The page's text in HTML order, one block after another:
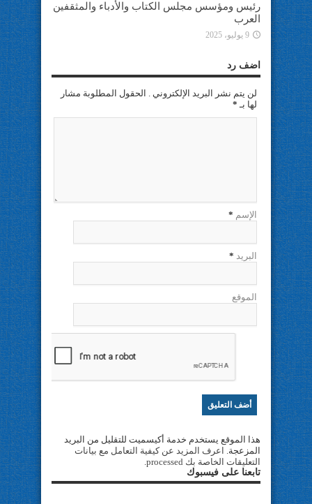
رئيس ومؤسس مجلس الكتاب والأدباء والمثقفين
العرب
9 يوليو، 2025
اضف رد
لن يتم نشر البريد الإلكتروني . الحقول المطلوبة مشار
لها بـ *
الإسم *
البريد *
الموقع
هذا الموقع يستخدم خدمة أكيسميت للتقليل من البريد
المزعجة. اعرف المزيد عن كيفية التعامل مع بيانات
التعليقات الخاصة بك processed
.
تابعنا على فيسبوك